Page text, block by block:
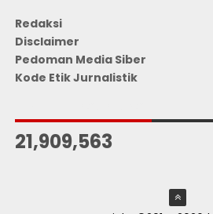
Redaksi
Disclaimer
Pedoman Media Siber
Kode Etik Jurnalistik
21,909,563